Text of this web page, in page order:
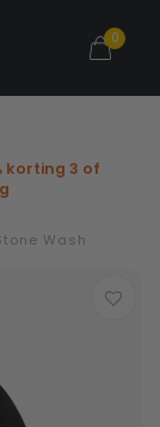
0
korting 3 of
Wash